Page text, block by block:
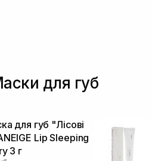
для губ
для губ "Лісові
Lip Sleeping
3 г